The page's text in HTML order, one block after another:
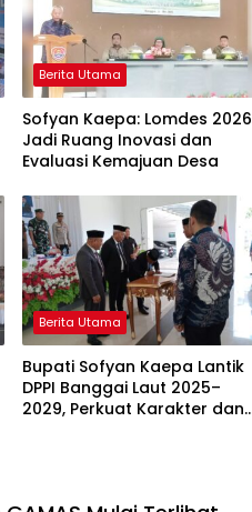
Berita Utama
Sofyan Kaepa: Lomdes 2026
Jadi Ruang Inovasi dan
Evaluasi Kemajuan Desa
Berita Utama
Bupati Sofyan Kaepa Lantik
DPPI Banggai Laut 2025–
2029, Perkuat Karakter dan